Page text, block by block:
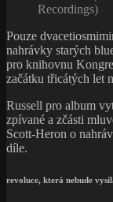
Recordings)
Pouze
nahrávky starých
pro knihovnu
začátku třicátých let
Russell pro album
zpívané a zčásti
Scott-Heron o
díle.
revoluce, která nebude